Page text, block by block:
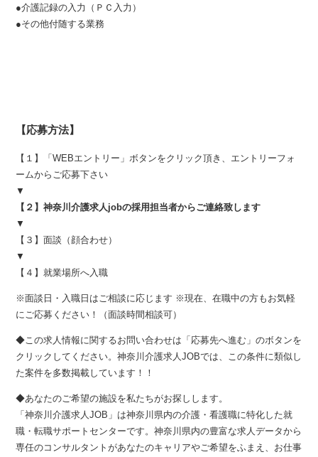
●介護記録の入力（ＰＣ入力）
●その他付随する業務
【応募方法】
【１】「WEBエントリー」ボタンをクリック頂き、エントリーフォ
ームからご応募下さい
▼
【２】神奈川介護求人jobの採用担当者からご連絡致します
▼
【３】面談（顔合わせ）
▼
【４】就業場所へ入職
※面談日・入職日はご相談に応じます ※現在、在職中の方もお気軽
にご応募ください！（面談時間相談可）
◆この求人情報に関するお問い合わせは「応募先へ進む」のボタンを
クリックしてください。神奈川介護求人JOBでは、この条件に類似し
た案件を多数掲載しています！！
◆あなたのご希望の施設を私たちがお探しします。
「神奈川介護求人JOB」は神奈川県内の介護・看護職に特化した就
職・転職サポートセンターです。神奈川県内の豊富な求人データから
専任のコンサルタントがあなたのキャリアやご希望をふまえ、お仕事